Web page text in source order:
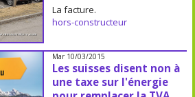
La facture.
hors-constructeur
Mar 10/03/2015
Les suisses disent non à
une taxe sur l'énergie